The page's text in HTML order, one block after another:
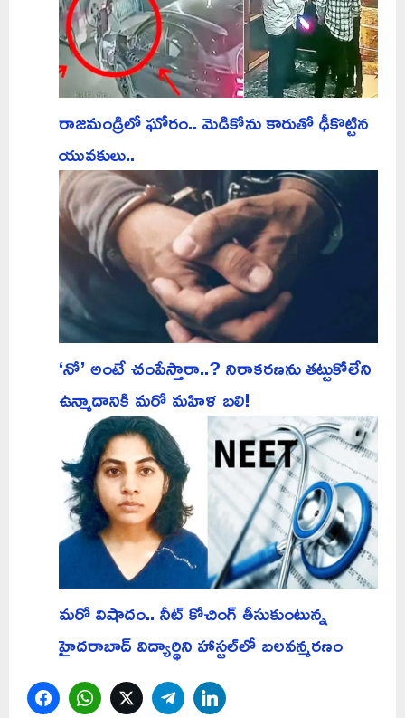
రాజమండ్రిలో ఘోరం.. మెడికోను కారుతో ఢీకొట్టిన
యువకులు..
‘నో’ అంటే చంపేస్తారా..? నిరాకరణను తట్టుకోలేని
ఉన్మాదానికి మరో మహిళ బలి!
మరో విషాదం.. నీట్ కోచింగ్ తీసుకుంటున్న
హైదరాబాద్ విద్యార్థిని హాస్టల్‌లో బలవన్మరణం
FacebookWhatsAppTwitterTelegram